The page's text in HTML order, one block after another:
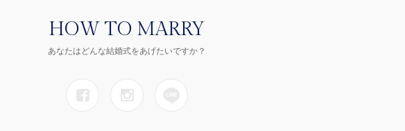
HOW TO MARRY
あなたはどんな結婚式をあげたいですか？